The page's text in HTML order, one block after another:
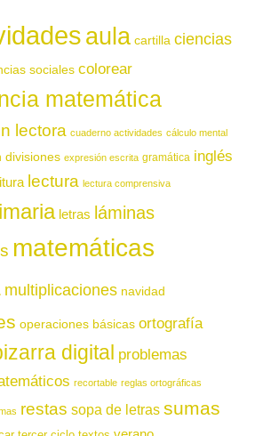
aula cartilla ciencias
sociales colorear
matemática
lectora cuaderno actividades cálculo mental
divisiones expresión escrita gramática inglés
lectura lectura comprensiva
letras láminas
matemáticas
multiplicaciones navidad
operaciones básicas ortografía
digital problemas
recortable reglas ortográficas
restas sopa de letras sumas